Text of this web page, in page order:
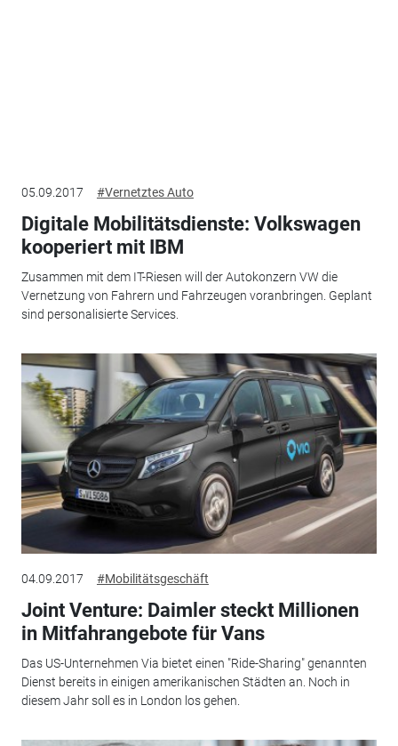
05.09.2017 #Vernetztes Auto
Digitale Mobilitätsdienste: Volkswagen
kooperiert mit IBM
Zusammen mit dem IT-Riesen will der Autokonzern VW die
Vernetzung von Fahrern und Fahrzeugen voranbringen. Geplant
sind personalisierte Services.
04.09.2017 #Mobilitätsgeschäft
Joint Venture: Daimler steckt Millionen
in Mitfahrangebote für Vans
Das US-Unternehmen Via bietet einen "Ride-Sharing" genannten
Dienst bereits in einigen amerikanischen Städten an. Noch in
diesem Jahr soll es in London los gehen.